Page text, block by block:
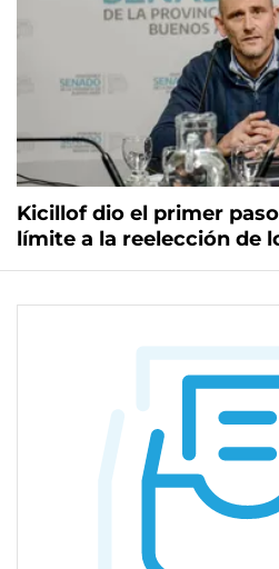
Kicillof dio el primer
límite a la reelección de